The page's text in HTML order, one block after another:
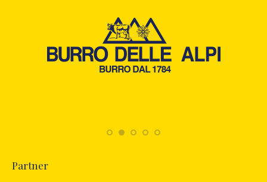
Partner